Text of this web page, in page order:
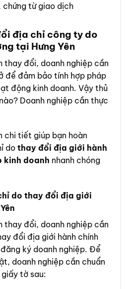
chứng từ giao dịch
địa chỉ công ty do
tại Hưng Yên
thay đổi, doanh nghiệp cần
để đảm bảo tính hợp pháp
động kinh doanh. Vậy thủ
Doanh nghiệp cần thực
chi tiết giúp bạn hoàn
do thay đổi địa giới hành
kinh doanh nhanh chóng
do thay đổi địa giới
thay đổi, doanh nghiệp cần
đổi địa giới hành chính
ký doanh nghiệp. Để
doanh nghiệp cần chuẩn
tờ sau: